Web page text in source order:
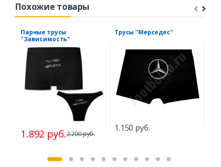
Похожие товары
Парные трусы
"Зависимость"
1.892 руб.2.200 руб.
Трусы "Мерседес"
1.150 руб.